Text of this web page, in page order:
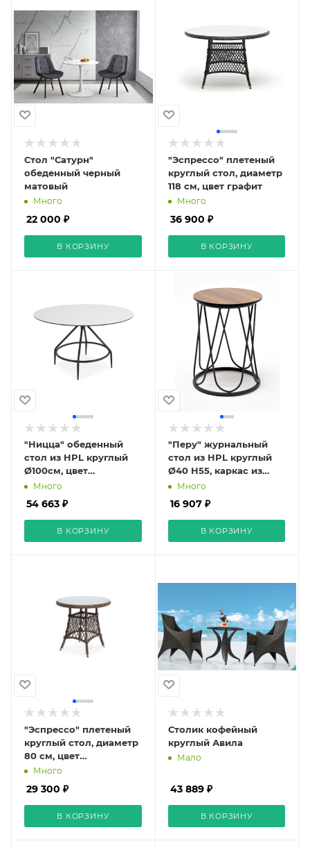
Стол "Сатурн"
обеденный черный
матовый
Много
22 000 ₽
В КОРЗИНУ
"Эспрессо" плетеный
круглый стол, диаметр
118 см, цвет графит
Много
36 900 ₽
В КОРЗИНУ
"Ницца" обеденный
стол из HPL круглый
Ø100см, цвет
"молочный"
Много
54 663 ₽
В КОРЗИНУ
"Перу" журнальный
стол из HPL круглый
Ø40 H55, каркас из
стали серый (RAL
столешницы "дуб"
Много
16 907 ₽
В КОРЗИНУ
"Эспрессо" плетеный
круглый стол, диаметр
80 см, цвет
коричневый
Много
29 300 ₽
В КОРЗИНУ
Столик кофейный
круглый Авила
Мало
43 889 ₽
В КОРЗИНУ